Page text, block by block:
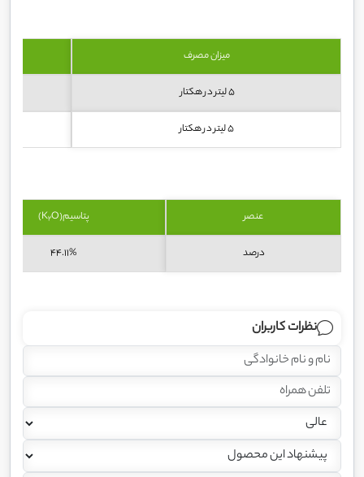
میزان مصرف
5 لیتر در هکتار
5 لیتر در هکتار
عنصر پتاسیم(K 2O)
درصد 44.11%
نظرات کاربران